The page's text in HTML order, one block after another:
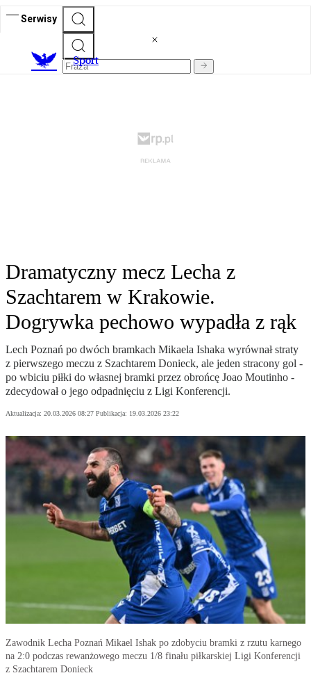
Serwisy
Sport
Dramatyczny mecz Lecha z
Szachtarem w Krakowie.
Dogrywka pechowo wypadła z rąk
Lech Poznań po dwóch bramkach Mikaela Ishaka wyrównał straty
z pierwszego meczu z Szachtarem Donieck, ale jeden stracony gol -
po wbiciu piłki do własnej bramki przez obrońcę Joao Moutinho -
zdecydował o jego odpadnięciu z Ligi Konferencji.
Aktualizacja: 20.03.2026 08:27 Publikacja: 19.03.2026 23:22
Zawodnik Lecha Poznań Mikael Ishak po zdobyciu bramki z rzutu karnego
na 2:0 podczas rewanżowego meczu 1/8 finału piłkarskiej Ligi Konferencji
z Szachtarem Donieck